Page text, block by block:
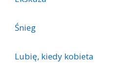
Śnieg
Lubię, kiedy kobieta